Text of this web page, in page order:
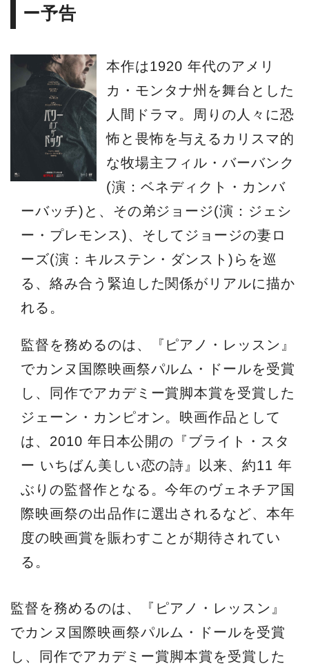
ー予告
本作は1920 年代のアメリ
カ・モンタナ州を舞台とした
人間ドラマ。周りの人々に恐
怖と畏怖を与えるカリスマ的
な牧場主フィル・バーバンク
(演：ベネディクト・カンバ
ーバッチ)と、その弟ジョージ(演：ジェシ
ー・プレモンス)、そしてジョージの妻ロ
ーズ(演：キルステン・ダンスト)らを巡
る、絡み合う緊迫した関係がリアルに描か
れる。
監督を務めるのは、『ピアノ・レッスン』
でカンヌ国際映画祭パルム・ドールを受賞
し、同作でアカデミー賞脚本賞を受賞した
ジェーン・カンピオン。映画作品として
は、2010 年日本公開の『ブライト・スタ
ー いちばん美しい恋の詩』以来、約11 年
ぶりの監督作となる。今年のヴェネチア国
際映画祭の出品作に選出されるなど、本年
度の映画賞を賑わすことが期待されてい
る。
監督を務めるのは、『ピアノ・レッスン』
でカンヌ国際映画祭パルム・ドールを受賞
し、同作でアカデミー賞脚本賞を受賞した